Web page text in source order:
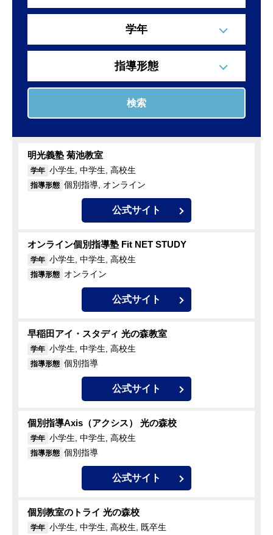
学年
指導形態
検索
明光義塾 菊池教室
学年 小学生, 中学生, 高校生
指導形態 個別指導, オンライン
公式サイト
オンライン個別指導塾 Fit NET STUDY
学年 小学生, 中学生, 高校生
指導形態 オンライン
公式サイト
早稲田アイ・スタディ 光の森教室
学年 小学生, 中学生, 高校生
指導形態 個別指導
公式サイト
個別指導Axis（アクシス） 光の森校
学年 小学生, 中学生, 高校生
指導形態 個別指導
公式サイト
個別教室のトライ 光の森校
学年 小学生, 中学生, 高校生, 既卒生